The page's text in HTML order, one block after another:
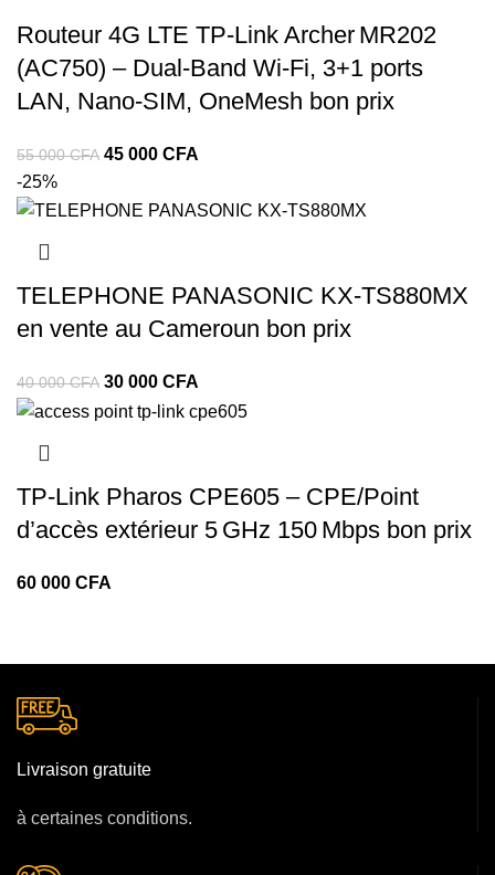
Routeur 4G LTE TP‑Link Archer MR202
(AC750) – Dual‑Band Wi‑Fi, 3+1 ports
LAN, Nano‑SIM, OneMesh bon prix
55 000CFA 45 000 CFA
-25%
TELEPHONE PANASONIC KX-TS880MX
en vente au Cameroun bon prix
40 000CFA 30 000 CFA
TP‑Link Pharos CPE605 – CPE/Point
d’accès extérieur 5 GHz 150 Mbps bon prix
CFA
Livraison gratuite
à certaines conditions.